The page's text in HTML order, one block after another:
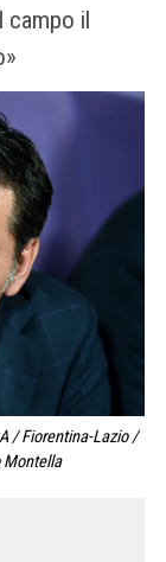
campo il
/ Fiorentina-Lazio /
Montella